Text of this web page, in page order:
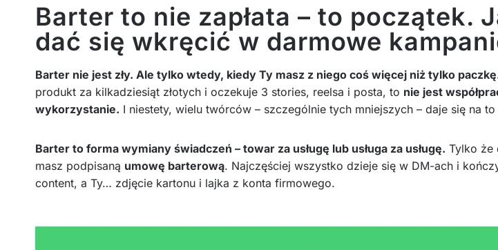
Barter to nie zapłata – to początek.
dać się wkręcić w darmowe
Barter nie jest zły. Ale tylko wtedy, kiedy Ty masz z niego coś więcej niż tylko
produkt za kilkadziesiąt złotych i oczekuje 3 stories, reelsa i posta, to nie jest
wykorzystanie. I niestety, wielu twórców – szczególnie tych mniejszych – daje się na to
Barter to forma wymiany świadczeń – towar za usługę lub usługa za usługę. Tylko że
masz podpisaną umowę barterową. Najczęściej wszystko dzieje się w DM-ach i
content, a Ty… zdjęcie kartonu i lajka z konta firmowego.